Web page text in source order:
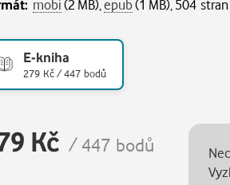
mobi(2 MB),epub(1 MB), 504 stran
E-kniha
279 Kč / 447 bodů
Kč / 447 bodů